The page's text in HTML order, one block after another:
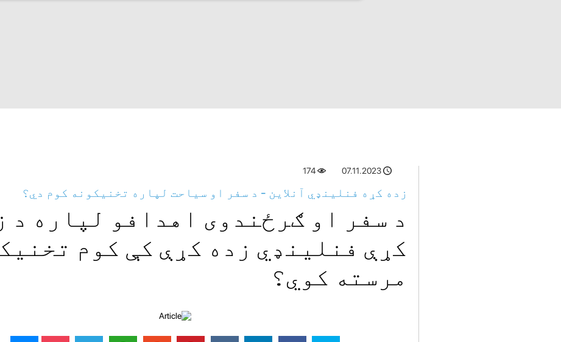
07.11.2023
174
زده کړه فنلینډي آنلاین - د سفر او سیاحت لپاره تخنیکونه کوم دي؟
د سفر او ګرځندوی اهدافو لپاره د
کړې فنلینډي زده کړې کې کوم
مرسته کوي؟